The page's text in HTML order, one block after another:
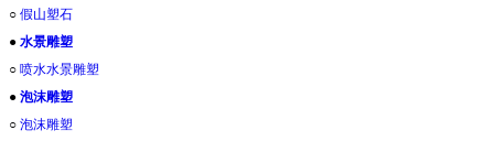
○ 假山塑石
● 水景雕塑
○ 喷水水景雕塑
● 泡沫雕塑
○ 泡沫雕塑